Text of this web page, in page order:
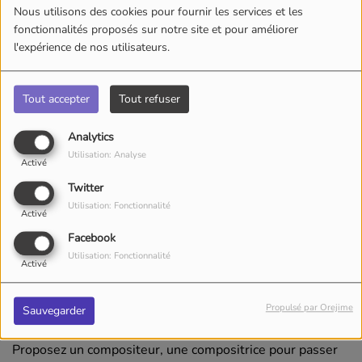
Nous utilisons des cookies pour fournir les services et les
fonctionnalités proposés sur notre site et pour améliorer
l'expérience de nos utilisateurs.
Tout accepter Tout refuser
Analytics
Activé
Utilisation: Analyse
Twitter
Activé
Utilisation: Fonctionnalité
Facebook
Activé
Utilisation: Fonctionnalité
Sauvegarder Propulsé par Orejime
Proposez un compositeur, une compositrice pour passer